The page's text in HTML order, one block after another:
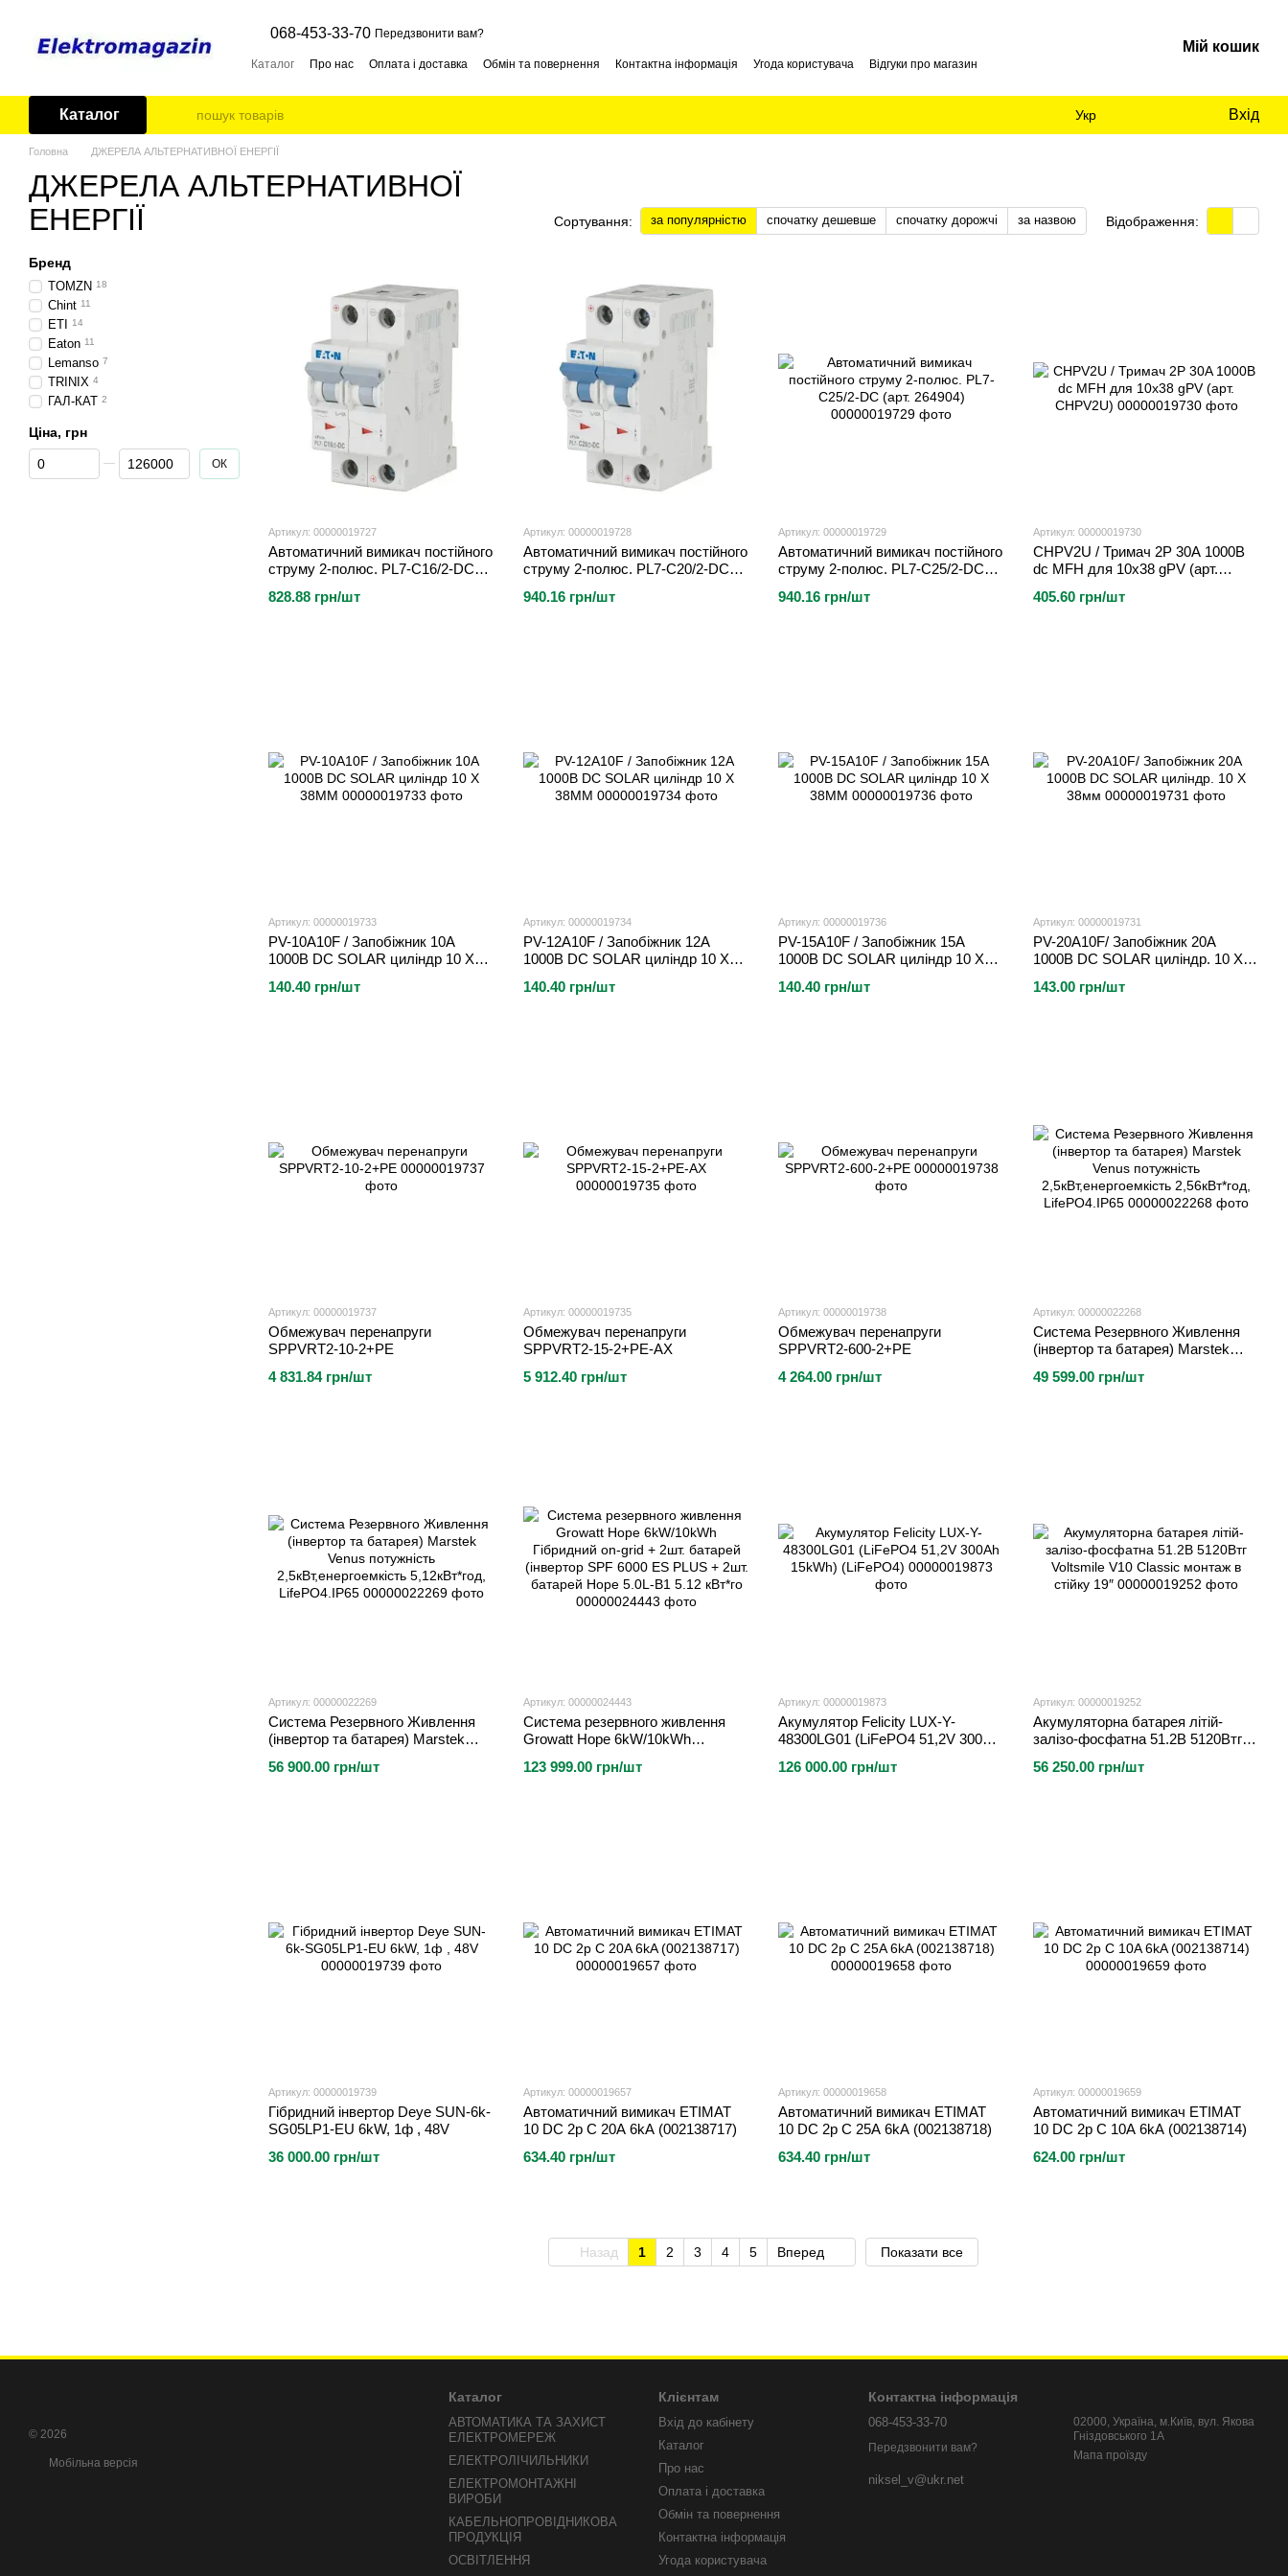
068-453-33-70 Передзвонити вам?
Каталог Про нас Оплата і доставка Обмін та повернення Контактна інформація Угода користувача Відгуки про магазин
Мій кошик
Каталог Укр Вхід
Головна ДЖЕРЕЛА АЛЬТЕРНАТИВНОЇ ЕНЕРГІЇ
ДЖЕРЕЛА АЛЬТЕРНАТИВНОЇ
ЕНЕРГІЇ
Сортування: за популярністю спочатку дешевше спочатку дорожчі за назвою Відображення:
Артикул: 00000019727
Автоматичний вимикач постійного
струму 2-полюс. PL7-C16/2-DC
828.88 грн/шт
Артикул: 00000019728
Автоматичний вимикач постійного
струму 2-полюс. PL7-C20/2-DC
940.16 грн/шт
Артикул: 00000019729
Автоматичний вимикач постійного
струму 2-полюс. PL7-C25/2-DC
940.16 грн/шт
Артикул: 00000019730
CHPV2U / Тримач 2P 30A 1000В
dc MFH для 10x38 gPV (арт.
405.60 грн/шт
Артикул: 00000019733
PV-10A10F / Запобіжник 10A
1000В DC SOLAR циліндр 10 X
140.40 грн/шт
Артикул: 00000019734
PV-12A10F / Запобіжник 12A
1000В DC SOLAR циліндр 10 X
140.40 грн/шт
Артикул: 00000019736
PV-15A10F / Запобіжник 15A
1000В DC SOLAR циліндр 10 X
140.40 грн/шт
Артикул: 00000019731
PV-20A10F/ Запобіжник 20A
1000В DC SOLAR циліндр. 10 X
143.00 грн/шт
Артикул: 00000019737
Обмежувач перенапруги
SPPVRT2-10-2+PE
4 831.84 грн/шт
Артикул: 00000019735
Обмежувач перенапруги
SPPVRT2-15-2+PE-AX
5 912.40 грн/шт
Артикул: 00000019738
Обмежувач перенапруги
SPPVRT2-600-2+PE
4 264.00 грн/шт
Артикул: 00000022268
Система Резервного Живлення
(інвертор та батарея) Marstek
2,5кВт,енергоемкість 2,56кВт*год,
49 599.00 грн/шт
Артикул: 00000022269
Система Резервного Живлення
(інвертор та батарея) Marstek
2,5кВт,енергоемкість 5,12кВт*год,
56 900.00 грн/шт
Артикул: 00000024443
Система резервного живлення
Growatt Hope 6kW/10kWh
(інвертор SPF 6000 ES PLUS +
123 999.00 грн/шт
Артикул: 00000019873
Акумулятор Felicity LUX-Y-
48300LG01 (LiFePO4 51,2V 300Ah
126 000.00 грн/шт
Артикул: 00000019252
Акумуляторна батарея літій-
залізо-фосфатна 51.2В 5120Втг
стійку 19″
56 250.00 грн/шт
Артикул: 00000019739
Гібридний інвертор Deye SUN-6k-
SG05LP1-EU 6kW, 1ф , 48V
36 000.00 грн/шт
Артикул: 00000019657
Автоматичний вимикач ETIMAT
10 DC 2p C 20A 6kA (002138717)
634.40 грн/шт
Артикул: 00000019658
Автоматичний вимикач ETIMAT
10 DC 2p C 25A 6kA (002138718)
634.40 грн/шт
Артикул: 00000019659
Автоматичний вимикач ETIMAT
10 DC 2p C 10A 6kA (002138714)
624.00 грн/шт
Назад 1 2 3 4 5 Вперед Показати все
Бренд
TOMZN 18
Chint 11
ETI 14
Eaton 11
Lemanso 7
TRINIX 4
ГАЛ-КАТ 2
Ціна, грн
Від Ціна, грн
До Ціна, грн ОК
© 2026
Мобільна версія
Каталог
АВТОМАТИКА ТА ЗАХИСТ
ЕЛЕКТРОМЕРЕЖ
ЕЛЕКТРОЛІЧИЛЬНИКИ
ЕЛЕКТРОМОНТАЖНІ
ВИРОБИ
КАБЕЛЬНОПРОВІДНИКОВА
ПРОДУКЦІЯ
ОСВІТЛЕННЯ
Клієнтам
Вхід до кабінету
Каталог
Про нас
Оплата і доставка
Обмін та повернення
Контактна інформація
Угода користувача
Контактна інформація
068-453-33-70
Передзвонити вам?
niksel_v@ukr.net
02000, Україна, м.Київ, вул. Якова
Гніздовського 1А
Мапа проїзду